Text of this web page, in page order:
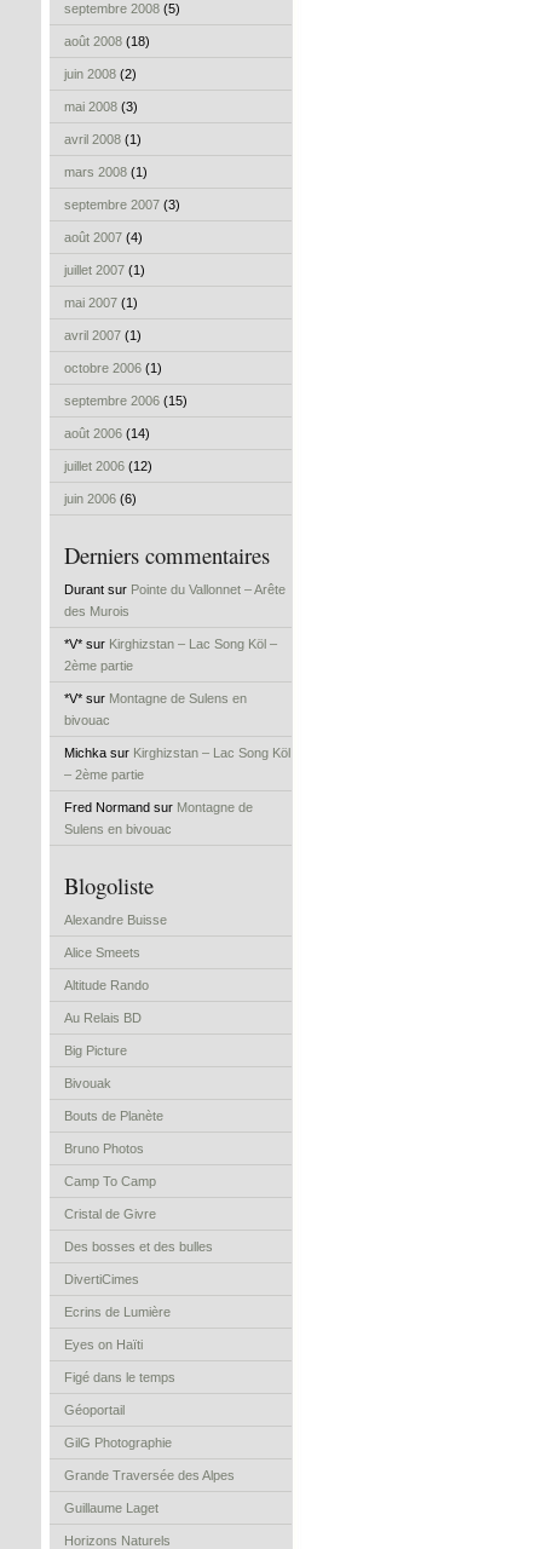
septembre 2008 (5)
août 2008 (18)
juin 2008 (2)
mai 2008 (3)
avril 2008 (1)
mars 2008 (1)
septembre 2007 (3)
août 2007 (4)
juillet 2007 (1)
mai 2007 (1)
avril 2007 (1)
octobre 2006 (1)
septembre 2006 (15)
août 2006 (14)
juillet 2006 (12)
juin 2006 (6)
Derniers commentaires
Durant sur Pointe du Vallonnet – Arête
des Murois
*V* sur Kirghizstan – Lac Song Köl –
2ème partie
*V* sur Montagne de Sulens en
bivouac
Michka sur Kirghizstan – Lac Song Köl
– 2ème partie
Fred Normand sur Montagne de
Sulens en bivouac
Blogoliste
Alexandre Buisse
Alice Smeets
Altitude Rando
Au Relais BD
Big Picture
Bivouak
Bouts de Planète
Bruno Photos
Camp To Camp
Cristal de Givre
Des bosses et des bulles
DivertiCimes
Ecrins de Lumière
Eyes on Haïti
Figé dans le temps
Géoportail
GilG Photographie
Grande Traversée des Alpes
Guillaume Laget
Horizons Naturels